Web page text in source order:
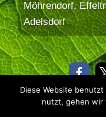
Möhrendorf,
Adelsdorf
© 2026 Baum&Erde
Diese Website
nutzt, gehen wir